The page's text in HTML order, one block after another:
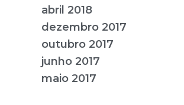
abril 2018
dezembro 2017
outubro 2017
junho 2017
maio 2017